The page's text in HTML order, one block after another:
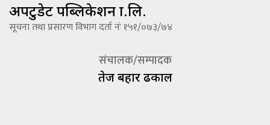
अपटुडेट पब्लिकेशन प्रा.लि.
सूचना तथा प्रसारण विभाग दर्ता नंः १५१/०७३/७४
संचालक/सम्पादक
तेज बहादूर ढकाल